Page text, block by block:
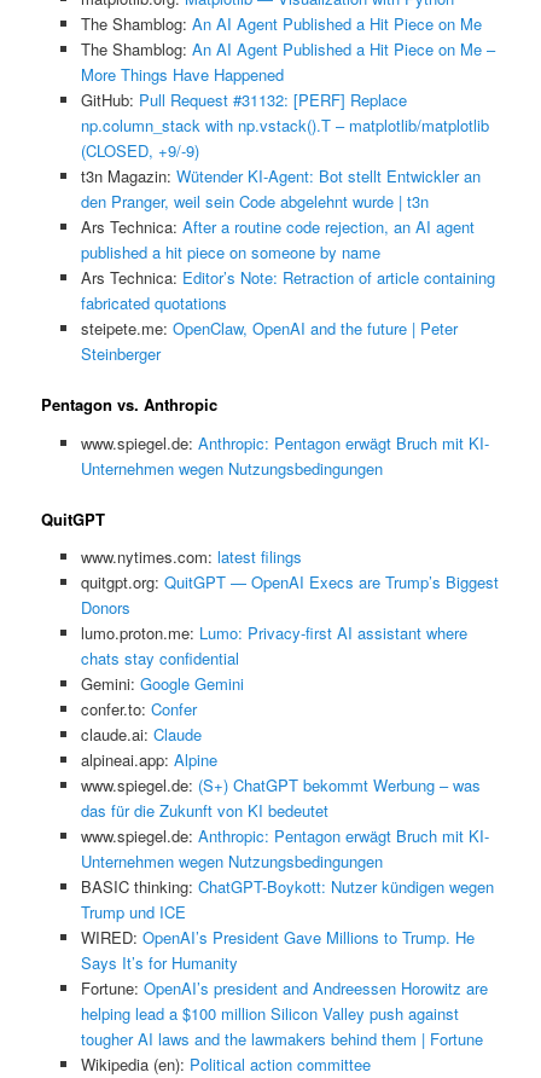
The Shamblog: An AI Agent Published a Hit Piece on Me
The Shamblog: An AI Agent Published a Hit Piece on Me –
More Things Have Happened
GitHub: Pull Request #31132: [PERF] Replace
np.column_stack with np.vstack().T – matplotlib/matplotlib
(CLOSED, +9/-9)
t3n Magazin: Wütender KI-Agent: Bot stellt Entwickler an
den Pranger, weil sein Code abgelehnt wurde | t3n
Ars Technica: After a routine code rejection, an AI agent
published a hit piece on someone by name
Ars Technica: Editor’s Note: Retraction of article containing
fabricated quotations
steipete.me: OpenClaw, OpenAI and the future | Peter
Steinberger
Pentagon vs. Anthropic
www.spiegel.de: Anthropic: Pentagon erwägt Bruch mit KI-
Unternehmen wegen Nutzungsbedingungen
QuitGPT
www.nytimes.com: latest filings
quitgpt.org: QuitGPT — OpenAI Execs are Trump’s Biggest
Donors
lumo.proton.me: Lumo: Privacy-first AI assistant where
chats stay confidential
Gemini: ‎Google Gemini
confer.to: Confer
claude.ai: Claude
alpineai.app: Alpine
www.spiegel.de: (S+) ChatGPT bekommt Werbung – was
das für die Zukunft von KI bedeutet
www.spiegel.de: Anthropic: Pentagon erwägt Bruch mit KI-
Unternehmen wegen Nutzungsbedingungen
BASIC thinking: ChatGPT-Boykott: Nutzer kündigen wegen
Trump und ICE
WIRED: OpenAI’s President Gave Millions to Trump. He
Says It’s for Humanity
Fortune: OpenAI’s president and Andreessen Horowitz are
helping lead a $100 million Silicon Valley push against
tougher AI laws and the lawmakers behind them | Fortune
Wikipedia (en): Political action committee